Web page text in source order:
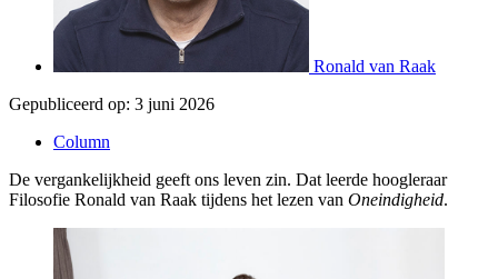
Ronald van Raak
Gepubliceerd op: 3 juni 2026
Column
De vergankelijkheid geeft ons leven zin. Dat leerde hoogleraar
Filosofie Ronald van Raak tijdens het lezen van Oneindigheid.